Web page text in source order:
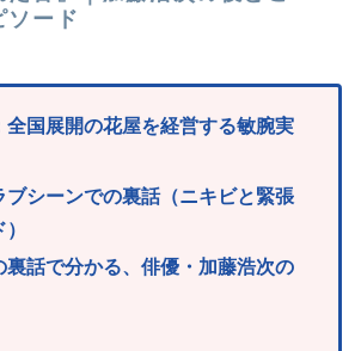
ソード
全国展開の花屋を経営する敏腕実
ブシーンでの裏話（ニキビと緊張
裏話で分かる、俳優・加藤浩次の